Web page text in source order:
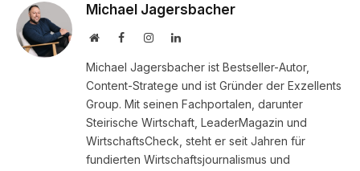
Michael Jagersbacher
WebsiteFacebookInstagramLinkedIn
Michael Jagersbacher ist Bestseller-Autor,
Content-Stratege und ist Gründer der Exzellents
Group. Mit seinen Fachportalen, darunter
Steirische Wirtschaft, LeaderMagazin und
WirtschaftsCheck, steht er seit Jahren für
fundierten Wirtschaftsjournalismus und